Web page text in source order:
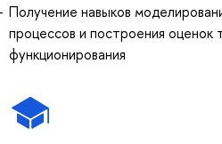
Получение навыков
процессов и построения оценок
функционирования